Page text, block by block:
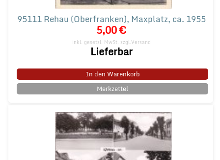
95111 Rehau (Oberfranken), Maxplatz, ca. 1955
5,00 €
inkl. gesetzl. MwSt. zzgl.Versand
Lieferbar
In den Warenkorb
Merkzettel